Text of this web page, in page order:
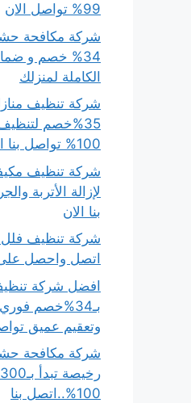
99% تواصل الان
شركة مكافحة
الكاملة لمنزلك
شركة تنظيف
35%خصم
100% تواصل بنا الان
بنا الان
اتصل واحصل على 35%خصم
افضل شركة
بـ34%خصم
وتعقيم عميق
شركة مكافحة
100%..اتصل بنا